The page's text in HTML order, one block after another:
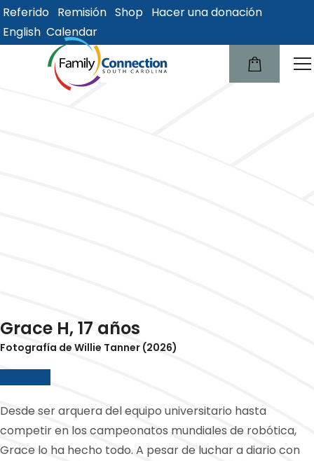
Referido Remisión Shop Hacer una donación
Calendar
English
Grace H, 17 años
Fotografía de Willie Tanner (2026)
Desde ser arquera del equipo universitario hasta
competir en los campeonatos mundiales de robótica,
Grace lo ha hecho todo. A pesar de luchar a diario con